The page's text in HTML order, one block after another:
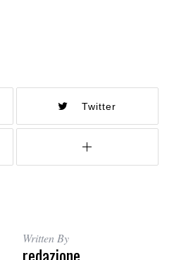
Twitter
Written By